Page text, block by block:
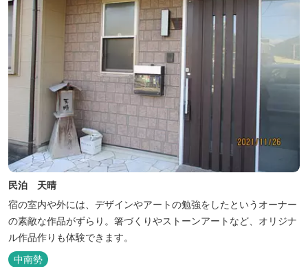
民泊 天晴
宿の室内や外には、デザインやアートの勉強をしたというオーナー
の素敵な作品がずらり。箸づくりやストーンアートなど、オリジナ
ル作品作りも体験できます。
中南勢